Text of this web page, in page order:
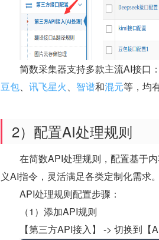
简数采集器支持多款主流AI接口
豆包、 讯飞星火、 智谱和混元等，均
2）配置AI处理规则
在简数API处理规则，配置基于
义AI指令，灵活满足各类定制化需求
API处理规则配置步骤：
（1）添加API规则
【第三方API接入】 -> 切换到